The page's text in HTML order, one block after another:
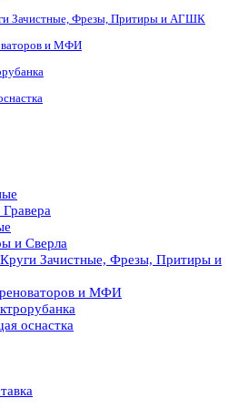
Зачистные, Фрезы, Притиры и АГШК
и МФИ
и Сверла
Зачистные, Фрезы, Притиры и
и МФИ
оснастка